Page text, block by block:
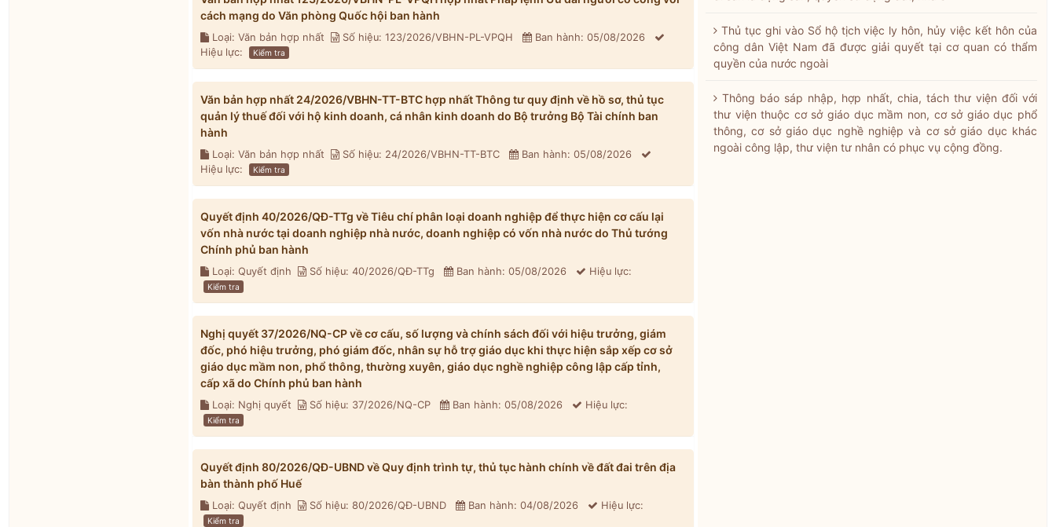
cách mạng do Văn phòng Quốc hội ban hành
Loại: Văn bản hợp nhất Số hiệu: 123/2026/VBHN-PL-VPQH
Ban hành: 05/08/2026
Hiệu lực:
Kiểm tra
Văn bản hợp nhất 24/2026/VBHN-TT-BTC hợp nhất Thông tư quy định về hồ sơ, thủ tục
quản lý thuế đối với hộ kinh doanh, cá nhân kinh doanh do Bộ trưởng Bộ Tài chính ban
hành
Loại: Văn bản hợp nhất Số hiệu: 24/2026/VBHN-TT-BTC
Ban hành: 05/08/2026
Hiệu lực:
Kiểm tra
Quyết định 40/2026/QĐ-TTg về Tiêu chí phân loại doanh nghiệp để thực hiện cơ cấu lại
vốn nhà nước tại doanh nghiệp nhà nước, doanh nghiệp có vốn nhà nước do Thủ tướng
Chính phủ ban hành
Loại: Quyết định Số hiệu: 40/2026/QĐ-TTg Ban hành: 05/08/2026 Hiệu lực:
Kiểm tra
Nghị quyết 37/2026/NQ-CP về cơ cấu, số lượng và chính sách đối với hiệu trưởng, giám
đốc, phó hiệu trưởng, phó giám đốc, nhân sự hỗ trợ giáo dục khi thực hiện sắp xếp cơ sở
giáo dục mầm non, phổ thông, thường xuyên, giáo dục nghề nghiệp công lập cấp tỉnh,
cấp xã do Chính phủ ban hành
Loại: Nghị quyết Số hiệu: 37/2026/NQ-CP Ban hành: 05/08/2026 Hiệu lực:
Kiểm tra
Quyết định 80/2026/QĐ-UBND về Quy định trình tự, thủ tục hành chính về đất đai trên địa
bàn thành phố Huế
Loại: Quyết định Số hiệu: 80/2026/QĐ-UBND Ban hành: 04/08/2026 Hiệu lực:
Kiểm tra
Thủ tục ghi vào Sổ hộ tịch việc ly hôn, hủy việc kết hôn của
công dân Việt Nam đã được giải quyết tại cơ quan có thẩm
quyền của nước ngoài
Thông báo sáp nhập, hợp nhất, chia, tách thư viện đối với
thư viện thuộc cơ sở giáo dục mầm non, cơ sở giáo dục phổ
thông, cơ sở giáo dục nghề nghiệp và cơ sở giáo dục khác
ngoài công lập, thư viện tư nhân có phục vụ cộng đồng.